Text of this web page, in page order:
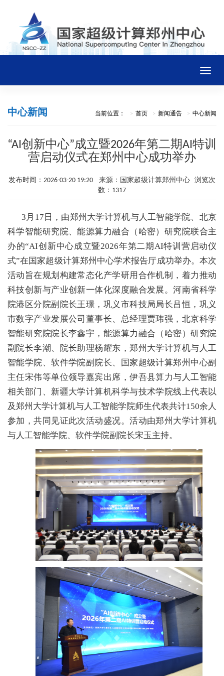
Toggle
首页
中心概况
解决方案
用户中心
科学研究
人才引进
党的建设
中心新闻 当前位置： 首页 新闻通告 中心新闻
“AI创新中心”成立暨2026年第二期AI特训
营启动仪式在郑州中心成功举办
发布时间：2026-03-20 19:20 来源：国家超级计算郑州中心 浏览次
数：1317
3月17日，由郑州大学计算机与人工智能学院、北京
科学智能研究院、能源算力融合（哈密）研究院联合主
办的“AI创新中心成立暨2026年第二期AI特训营启动仪
式”在国家超级计算郑州中心学术报告厅成功举办。本次
活动旨在规划构建常态化产学研用合作机制，着力推动
科技创新与产业创新一体化深度融合发展。河南省科学
院港区分院副院长王璟，巩义市科技局局长吕恒，巩义
市数字产业发展公司董事长、总经理贾玮强，北京科学
智能研究院院长李鑫宇，能源算力融合（哈密）研究院
副院长李潮、院长助理杨耀东，郑州大学计算机与人工
智能学院、软件学院副院长、国家超级计算郑州中心副
主任宋伟等单位领导嘉宾出席，伊吾县算力与人工智能
相关部门、新疆大学计算机科学与技术学院线上代表以
及郑州大学计算机与人工智能学院师生代表共计150余人
参加，共同见证此次活动盛况。活动由郑州大学计算机
与人工智能学院、软件学院副院长宋玉主持。